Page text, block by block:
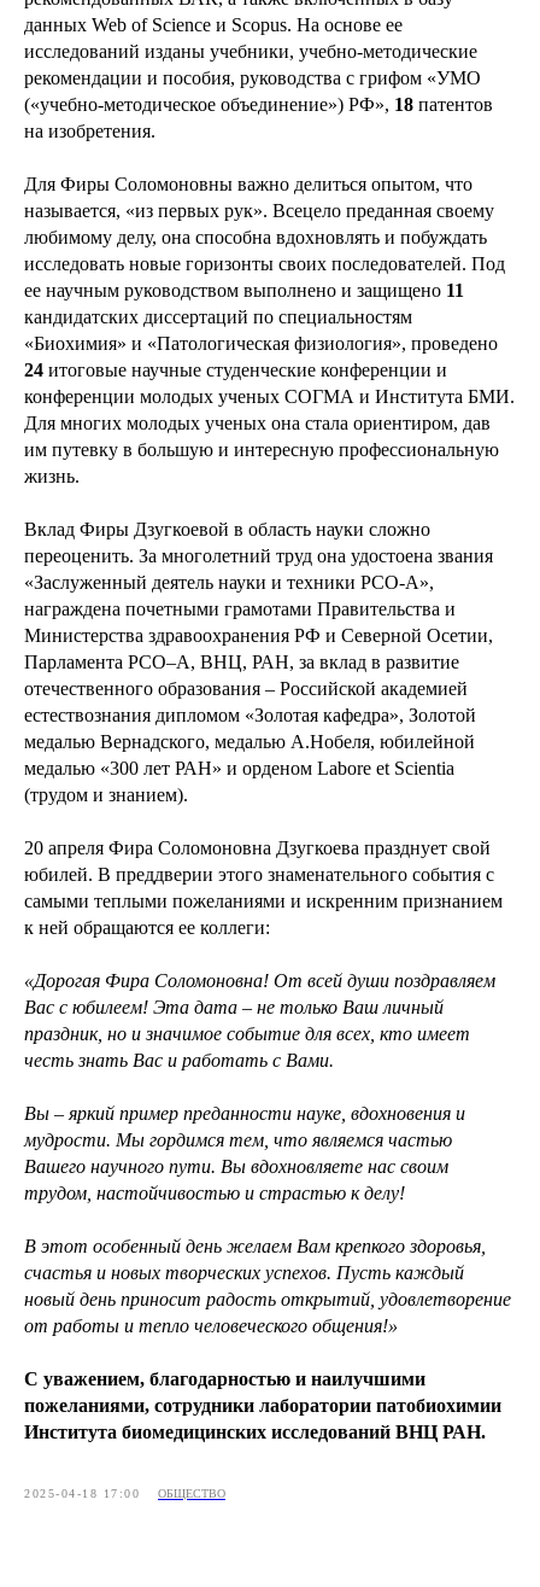
данных Web of Science и Scopus. На основе ее
исследований изданы учебники, учебно-методические
рекомендации и пособия, руководства с грифом «УМО
(«учебно-методическое объединение») РФ», 18 патентов
на изобретения.
Для Фиры Соломоновны важно делиться опытом, что
называется, «из первых рук». Всецело преданная своему
любимому делу, она способна вдохновлять и побуждать
исследовать новые горизонты своих последователей. Под
ее научным руководством выполнено и защищено 11
кандидатских диссертаций по специальностям
«Биохимия» и «Патологическая физиология», проведено
24 итоговые научные студенческие конференции и
конференции молодых ученых СОГМА и Института БМИ.
Для многих молодых ученых она стала ориентиром, дав
им путевку в большую и интересную профессиональную
жизнь.
Вклад Фиры Дзугкоевой в область науки сложно
переоценить. За многолетний труд она удостоена звания
«Заслуженный деятель науки и техники РСО-А»,
награждена почетными грамотами Правительства и
Министерства здравоохранения РФ и Северной Осетии,
Парламента РСО–А, ВНЦ, РАН, за вклад в развитие
отечественного образования – Российской академией
естествознания дипломом «Золотая кафедра», Золотой
медалью Вернадского, медалью А.Нобеля, юбилейной
медалью «300 лет РАН» и орденом Labore et Scientia
(трудом и знанием).
20 апреля Фира Соломоновна Дзугкоева празднует свой
юбилей. В преддверии этого знаменательного события с
самыми теплыми пожеланиями и искренним признанием
к ней обращаются ее коллеги:
«Дорогая Фира Соломоновна! От всей души поздравляем
Вас с юбилеем! Эта дата – не только Ваш личный
праздник, но и значимое событие для всех, кто имеет
честь знать Вас и работать с Вами.
Вы – яркий пример преданности науке, вдохновения и
мудрости. Мы гордимся тем, что являемся частью
Вашего научного пути. Вы вдохновляете нас своим
трудом, настойчивостью и страстью к делу!
В этот особенный день желаем Вам крепкого здоровья,
счастья и новых творческих успехов. Пусть каждый
новый день приносит радость открытий, удовлетворение
от работы и тепло человеческого общения!»
С уважением, благодарностью и наилучшими
пожеланиями, сотрудники лаборатории патобиохимии
Института биомедицинских исследований ВНЦ РАН.
2025-04-18 17:00 ОБЩЕСТВО